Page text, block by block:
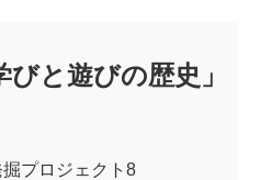
と遊びの歴史」
プロジェクト8